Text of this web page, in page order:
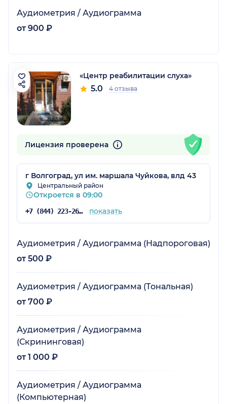
Аудиометрия / Аудиограмма
от 900 ₽
«Центр реабилитации слуха»
5.0 4 отзыва
Лицензия проверена
г Волгоград, ул им. маршала Чуйкова, влд 43
Центральный район
Откроется в 09:00
+7 (844) 223-26-25 показать
Аудиометрия / Аудиограмма (Надпороговая)
от 500 ₽
Аудиометрия / Аудиограмма (Тональная)
от 700 ₽
Аудиометрия / Аудиограмма
(Скрининговая)
от 1 000 ₽
Аудиометрия / Аудиограмма
(Компьютерная)